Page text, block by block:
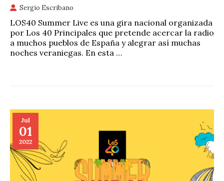
Sergio Escribano
LOS40 Summer Live es una gira nacional organizada
por Los 40 Principales que pretende acercar la radio
a muchos pueblos de España y alegrar así muchas
noches veraniegas. En esta …
Jul
01
2022